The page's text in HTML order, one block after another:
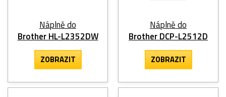
Náplně do
Brother HL-L2352DW
ZOBRAZIT
Náplně do
Brother DCP-L2512D
ZOBRAZIT